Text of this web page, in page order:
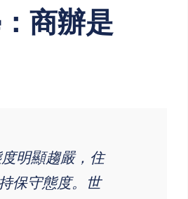
商辦是
明顯趨嚴，住
保守態度。世